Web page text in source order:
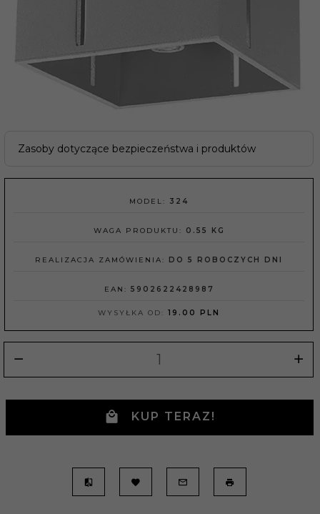
Zasoby dotyczące bezpieczeństwa i produktów
MODEL: 324
WAGA PRODUKTU: 0.55 KG
REALIZACJA ZAMÓWIENIA: DO 5 ROBOCZYCH DNI
EAN: 5902622428987
WYSYŁKA OD: 19.00 PLN
KUP TERAZ!